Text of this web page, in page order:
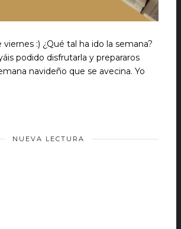
viernes :) ¿Qué tal ha ido la semana?
podido disfrutarla y prepararos
navideño que se avecina. Yo
NUEVA LECTURA